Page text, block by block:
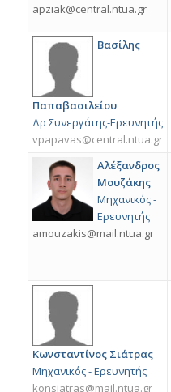
apziak@central.ntua.gr
Βασίλης
Παπαβασιλείου
Δρ Συνεργάτης-Ερευνητής
vpapavas@central.ntua.gr
Αλέξανδρος
Μουζάκης
Μηχανικός -
Ερευνητής
amouzakis@mail.ntua.gr
Κωνσταντίνος Σιάτρας
Μηχανικός - Ερευνητής
konsiatras@mail.ntua.gr